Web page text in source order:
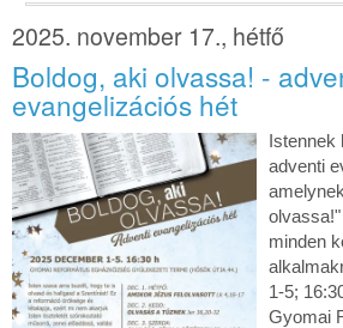
2025. november 17., hétfő
Boldog, aki olvassa! -
evangelizációs hét
Istennek
adventi
minden
1-5;
Gyomai